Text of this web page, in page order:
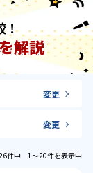
！
解説
変更
変更
件中 1〜20件を表示中